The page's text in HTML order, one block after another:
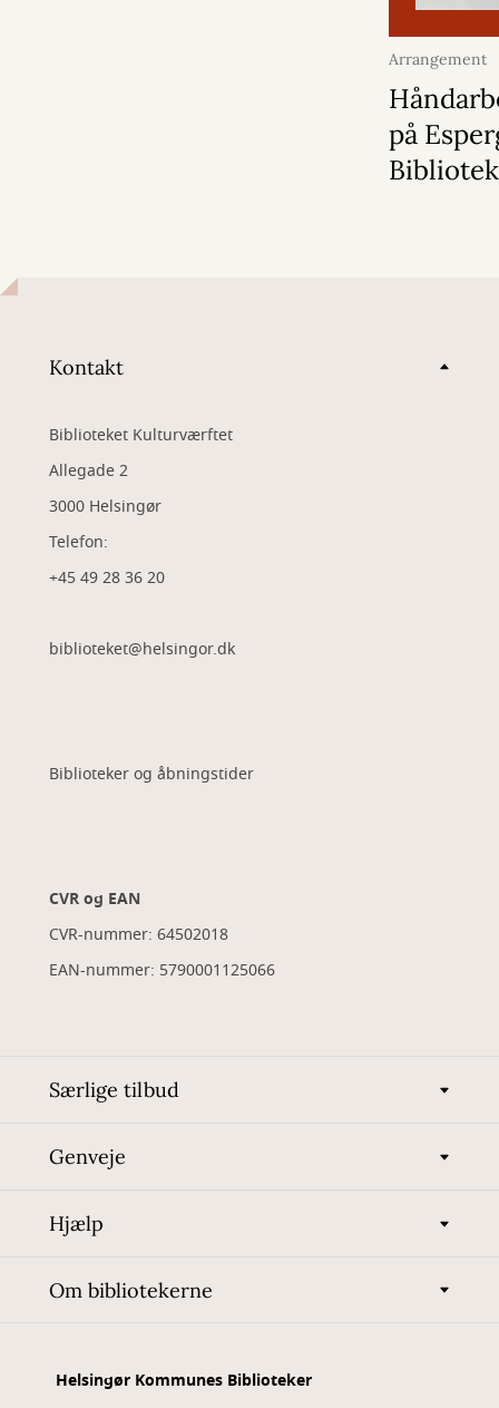
Arrangement
2026
på
Bibliotek
Kontakt
Biblioteket Kulturværftet
Allegade 2
3000 Helsingør
Telefon:
+45 49 28 36 20
biblioteket@helsingor.dk
Biblioteker og åbningstider
CVR og EAN
CVR-nummer: 64502018
EAN-nummer: 5790001125066
Særlige tilbud
Genveje
Hjælp
Om bibliotekerne
Helsingør Kommunes Biblioteker